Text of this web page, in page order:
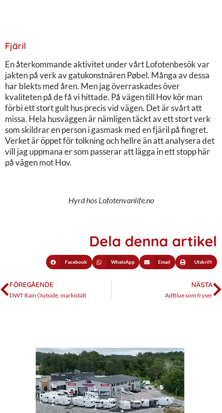
Fjäril
En återkommande aktivitet under vårt Lofotenbesök var
jakten på verk av gatukonstnären Pøbel. Många av dessa
har blekts med åren. Men jag överraskades över
kvaliteten på de få vi hittade. På vägen till Hov kör man
förbi ett stort gult hus precis vid vägen. Det är svårt att
missa. Hela husväggen är nämligen täckt av ett stort verk
som skildrar en person i gasmask med en fjäril på fingret.
Verket är öppet för tolkning och hellre än att analysera det
vill jag uppmana er som passerar att lägga in ett stopp här
på vägen mot Hov.
Hyrd hos Lofotenvanlife.no
Dela denna artikel
Facebook WhatsApp Email Utskrift
FÖREGÅENDE
DWT Rain Outside, markistält
NÄSTA
AdBlue som fryser